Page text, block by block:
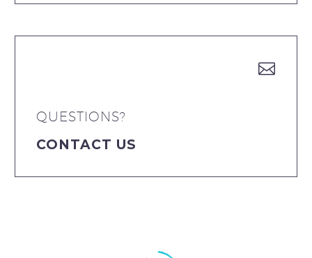


QUESTIONS?
CONTACT US